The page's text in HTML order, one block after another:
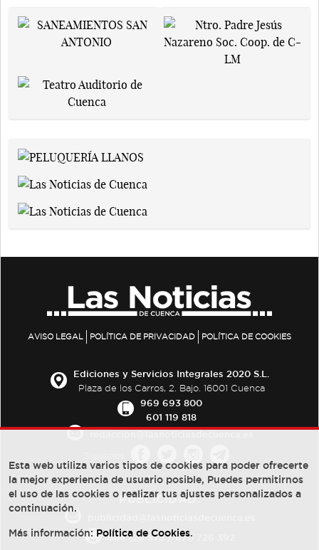
AVISO LEGAL POLÍTICA DE PRIVACIDAD POLÍTICA DE COOKIES
Ediciones y Servicios Integrales 2020 S.L.
Plaza de los Carros, 2. Bajo. 16001 Cuenca
969 693 800
601 119 818
PUBLICIDAD:
684 126 573/670 726 392
Esta web utiliza varios tipos de cookies para poder ofrecerte
la mejor experiencia de usuario posible, Puedes permitirnos
el uso de las cookies o realizar tus ajustes personalizados a
continuación.
Más información: Política de Cookies.